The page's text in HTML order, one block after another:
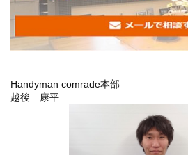
Handyman comrade本部
越後 康平